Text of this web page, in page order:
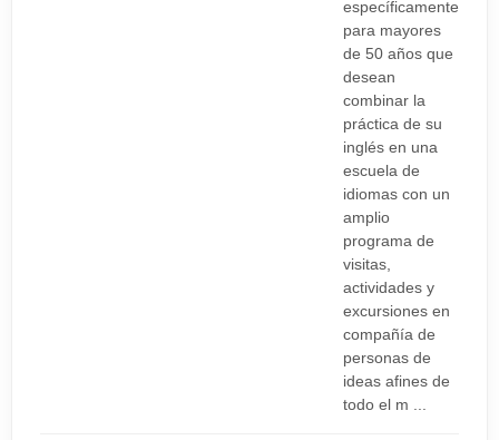
prefieres la vida nocturna del centro de Londres,
Wimbledon está bien comunicado mediante
transporte público (autobús nocturno a Trafalgar
Square) por lo que podrás salir sin preocupación.
específicamente
para mayores
de 50 años que
desean
combinar la
práctica de su
inglés en una
escuela de
idiomas con un
amplio
programa de
visitas,
actividades y
excursiones en
compañía de
personas de
ideas afines de
todo el m ...